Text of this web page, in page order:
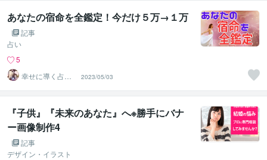
あなたの宿命を全鑑定！今だけ５万→１万
記事
占い
5
幸せに導く占い
師 神さん（カ
ミサン）
2023/05/03
『子供』『未来のあなた』へ※勝手にバナ
ー画像制作4
記事
デザイン・イラスト